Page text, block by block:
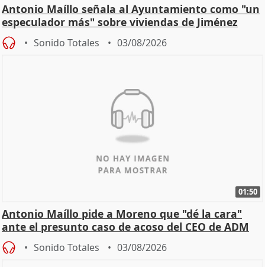
Antonio Maíllo señala al Ayuntamiento como "un
especulador más" sobre viviendas de Jiménez
Becerril
Sonido Totales 03/08/2026
01:50
Antonio Maíllo pide a Moreno que "dé la cara"
ante el presunto caso de acoso del CEO de ADM
Sonido Totales 03/08/2026